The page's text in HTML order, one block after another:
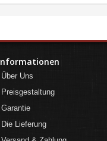
Über Uns
Preisgestaltung
Garantie
Die Lieferung